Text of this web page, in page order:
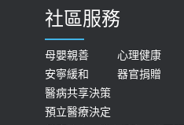
社區服務
母嬰親善
心理健康
安寧緩和
器官捐贈
醫病共享決策
預立醫療決定